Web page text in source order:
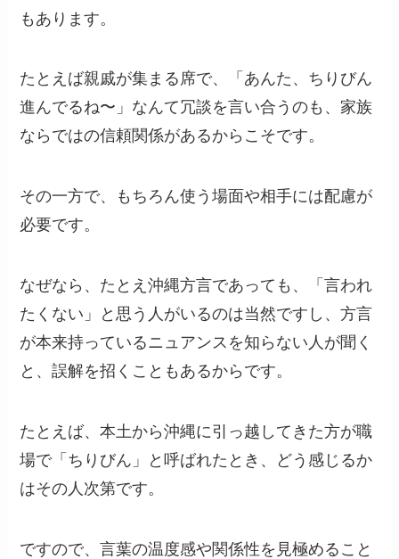
もあります。
たとえば親戚が集まる席で、「あんた、ちりびん
進んでるね〜」なんて冗談を言い合うのも、家族
ならではの信頼関係があるからこそです。
その一方で、もちろん使う場面や相手には配慮が
必要です。
なぜなら、たとえ沖縄方言であっても、「言われ
たくない」と思う人がいるのは当然ですし、方言
が本来持っているニュアンスを知らない人が聞く
と、誤解を招くこともあるからです。
たとえば、本土から沖縄に引っ越してきた方が職
場で「ちりびん」と呼ばれたとき、どう感じるか
はその人次第です。
ですので、言葉の温度感や関係性を見極めること